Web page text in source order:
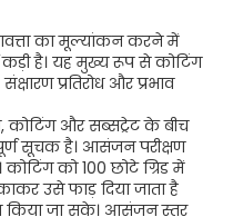
का मूल्यांकन करने में
कड़ी है। यह मुख्य रूप से कोटिंग
प्रतिरोध और प्रभाव
और सब्सट्रेट के बीच
सूचक है। आसंजन परीक्षण
कोटिंग को 100 छोटे ग्रिड में
उसे फाड़ दिया जाता है
जा सके। आसंजन स्तर